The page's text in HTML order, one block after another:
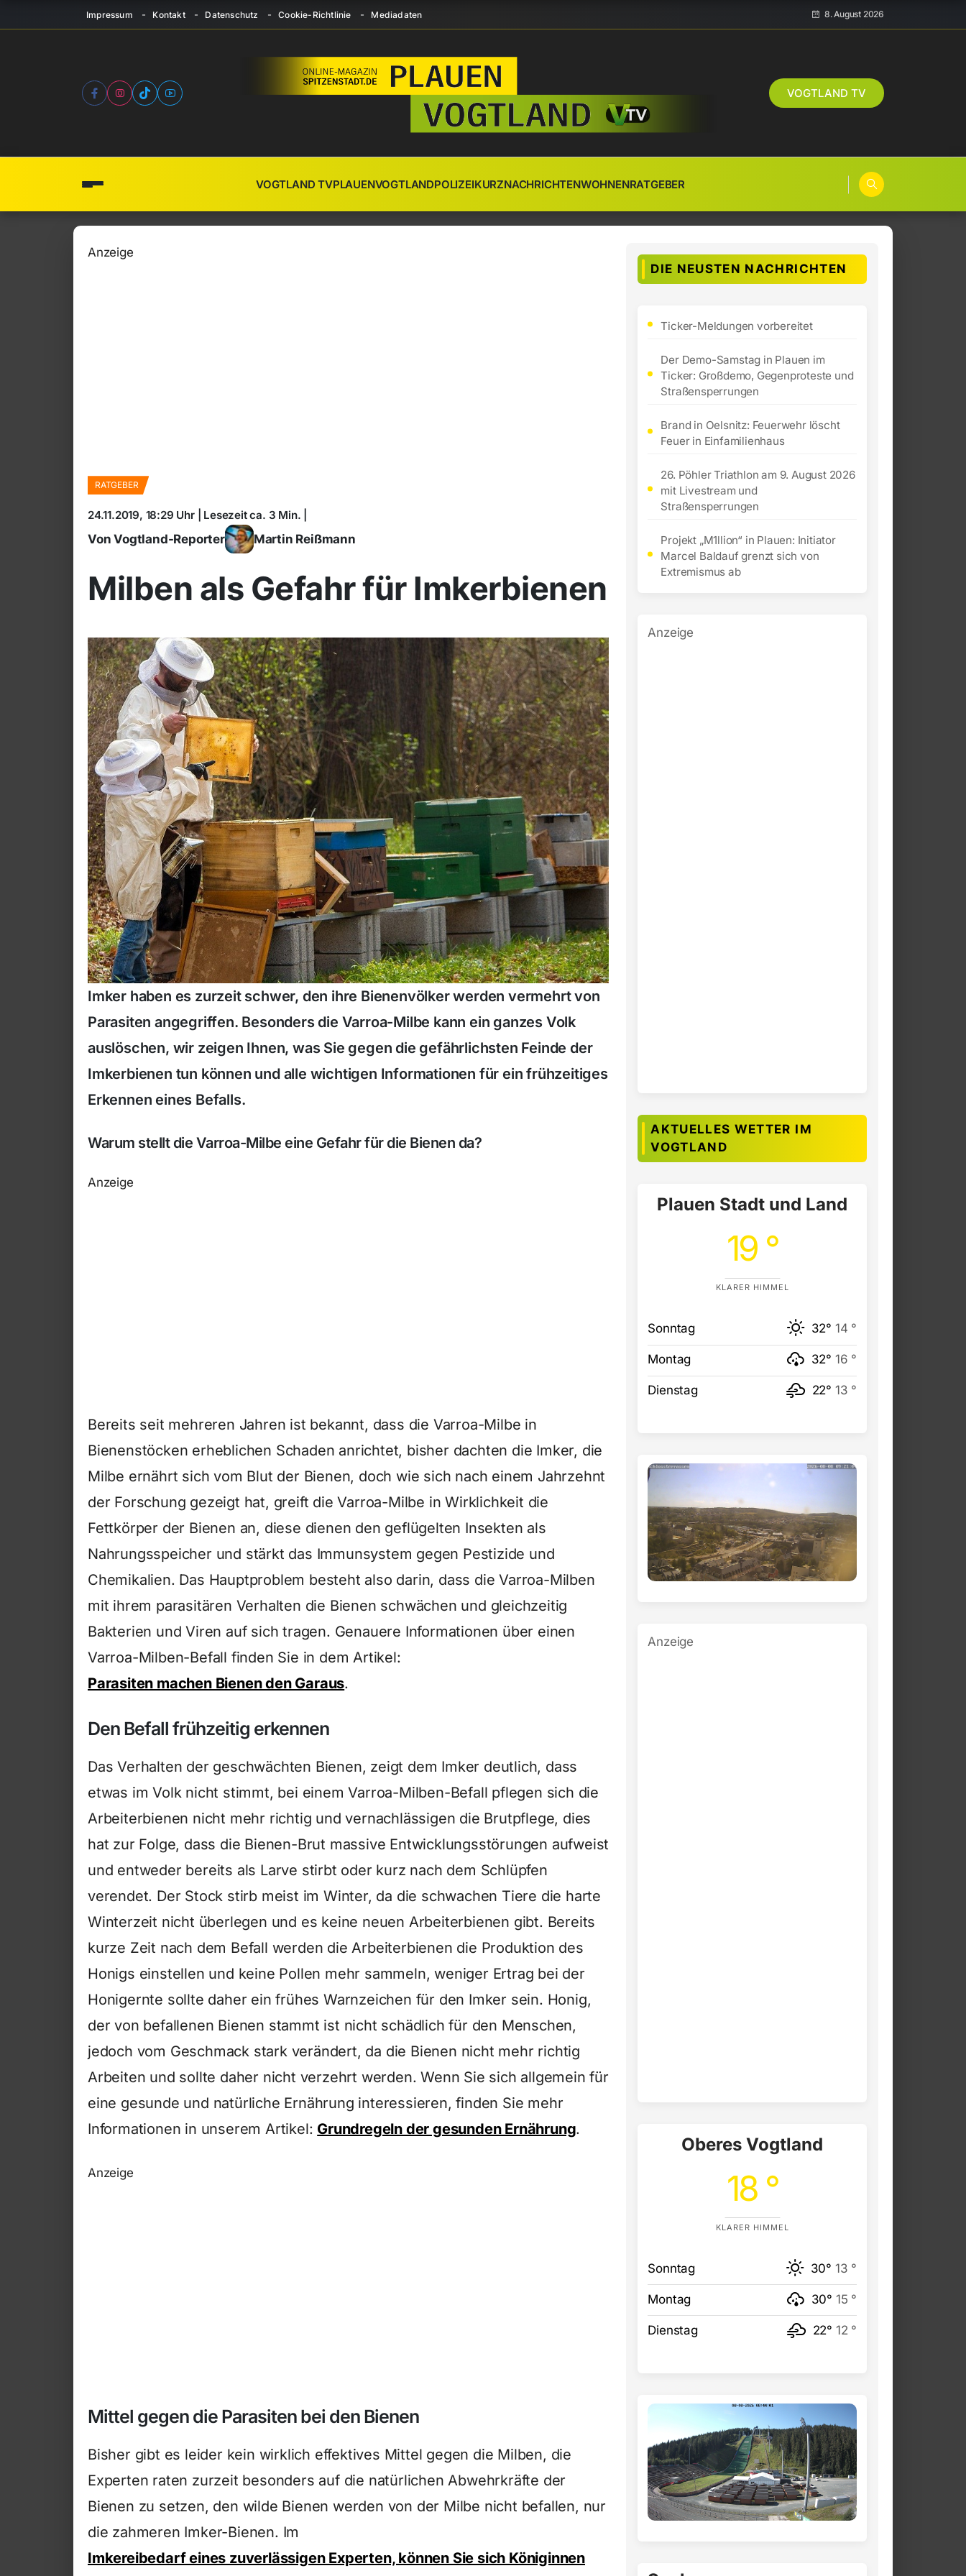
Impressum Kontakt Datenschutz Cookie-Richtlinie Mediadaten 8. August 2026
VOGTLAND TV
VOGTLAND TVPLAUENVOGTLANDPOLIZEIKURZNACHRICHTENWOHNENRATGEBER
Anzeige
RATGEBER
24.11.2019, 18:29 Uhr | Lesezeit ca. 3 Min. |
Von Vogtland-Reporter Martin Reißmann
Milben als Gefahr für Imkerbienen
Imker haben es zurzeit schwer, den ihre Bienenvölker werden vermehrt von
Parasiten angegriffen. Besonders die Varroa-Milbe kann ein ganzes Volk
auslöschen, wir zeigen Ihnen, was Sie gegen die gefährlichsten Feinde der
Imkerbienen tun können und alle wichtigen Informationen für ein frühzeitiges
Erkennen eines Befalls.
Warum stellt die Varroa-Milbe eine Gefahr für die Bienen da?
Anzeige
Bereits seit mehreren Jahren ist bekannt, dass die Varroa-Milbe in
Bienenstöcken erheblichen Schaden anrichtet, bisher dachten die Imker, die
Milbe ernährt sich vom Blut der Bienen, doch wie sich nach einem Jahrzehnt
der Forschung gezeigt hat, greift die Varroa-Milbe in Wirklichkeit die
Fettkörper der Bienen an, diese dienen den geflügelten Insekten als
Nahrungsspeicher und stärkt das Immunsystem gegen Pestizide und
Chemikalien. Das Hauptproblem besteht also darin, dass die Varroa-Milben
mit ihrem parasitären Verhalten die Bienen schwächen und gleichzeitig
Bakterien und Viren auf sich tragen. Genauere Informationen über einen
Varroa-Milben-Befall finden Sie in dem Artikel:
Parasiten machen Bienen den Garaus.
Den Befall frühzeitig erkennen
Das Verhalten der geschwächten Bienen, zeigt dem Imker deutlich, dass
etwas im Volk nicht stimmt, bei einem Varroa-Milben-Befall pflegen sich die
Arbeiterbienen nicht mehr richtig und vernachlässigen die Brutpflege, dies
hat zur Folge, dass die Bienen-Brut massive Entwicklungsstörungen aufweist
und entweder bereits als Larve stirbt oder kurz nach dem Schlüpfen
verendet. Der Stock stirb meist im Winter, da die schwachen Tiere die harte
Winterzeit nicht überlegen und es keine neuen Arbeiterbienen gibt. Bereits
kurze Zeit nach dem Befall werden die Arbeiterbienen die Produktion des
Honigs einstellen und keine Pollen mehr sammeln, weniger Ertrag bei der
Honigernte sollte daher ein frühes Warnzeichen für den Imker sein. Honig,
der von befallenen Bienen stammt ist nicht schädlich für den Menschen,
jedoch vom Geschmack stark verändert, da die Bienen nicht mehr richtig
Arbeiten und sollte daher nicht verzehrt werden. Wenn Sie sich allgemein für
eine gesunde und natürliche Ernährung interessieren, finden Sie mehr
Informationen in unserem Artikel: Grundregeln der gesunden Ernährung.
Anzeige
Mittel gegen die Parasiten bei den Bienen
Bisher gibt es leider kein wirklich effektives Mittel gegen die Milben, die
Experten raten zurzeit besonders auf die natürlichen Abwehrkräfte der
Bienen zu setzen, den wilde Bienen werden von der Milbe nicht befallen, nur
die zahmeren Imker-Bienen. Im
Imkereibedarf eines zuverlässigen Experten, können Sie sich Königinnen
DIE NEUSTEN NACHRICHTEN
Ticker-Meldungen vorbereitet
Der Demo-Samstag in Plauen im
Ticker: Großdemo, Gegenproteste und
Straßensperrungen
Brand in Oelsnitz: Feuerwehr löscht
Feuer in Einfamilienhaus
26. Pöhler Triathlon am 9. August 2026
mit Livestream und
Straßensperrungen
Projekt „M1llion“ in Plauen: Initiator
Marcel Baldauf grenzt sich von
Extremismus ab
Anzeige
AKTUELLES WETTER IM
VOGTLAND
Plauen Stadt und Land
19 °
KLARER HIMMEL
Sonntag 32° 14 °
Montag 32° 16 °
Dienstag 22° 13 °
Anzeige
Oberes Vogtland
18 °
KLARER HIMMEL
Sonntag 30° 13 °
Montag 30° 15 °
Dienstag 22° 12 °